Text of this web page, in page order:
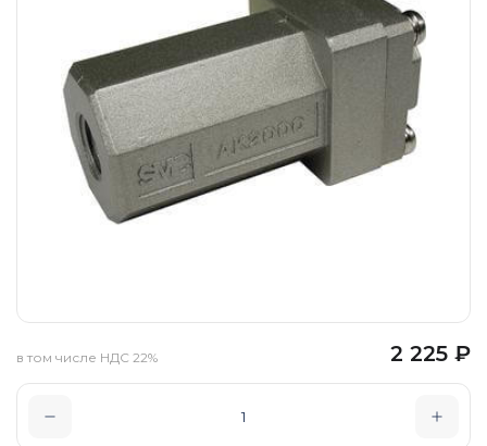
2 225 ₽
в том числе НДС 22%